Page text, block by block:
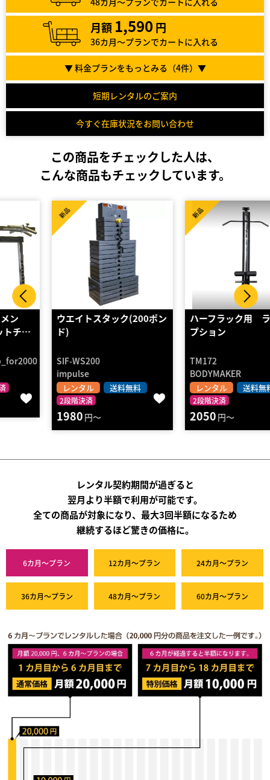
月額 1,590 円
36カ月～プランでカートに入れる
▼ 料金プランをもっとみる（4件）▼
短期レンタルのご案内
今すぐ在庫状況をお問い合わせ
この商品をチェックした人は、
こんな商品もチェックしています。
ウエイトスタック(200ポン
ド)
SIF-WS200
送料無料
2段階決済
1980 円～
ハーフラック用 ラットオ
BODYMAKER
送料無料
2段階決済
円～
レンタル契約期間が過ぎると
翌月より半額で利用が可能です。
全ての商品が対象になり、最大3回半額になるため
継続するほど驚きの価格に。
6カ月～プラン 12カ月～プラン 24カ月～プラン
36カ月～プラン 48カ月～プラン 60カ月～プラン